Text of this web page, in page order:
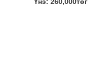
Үнэ: 260,000төг